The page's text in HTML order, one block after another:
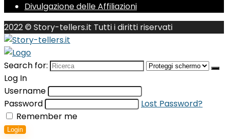
Divulgazione delle Affiliazioni
2022 © Story-tellers.it Tutti i diritti riservati
Search for:
Log In
Username
Password
Lost Password?
Remember me
Login